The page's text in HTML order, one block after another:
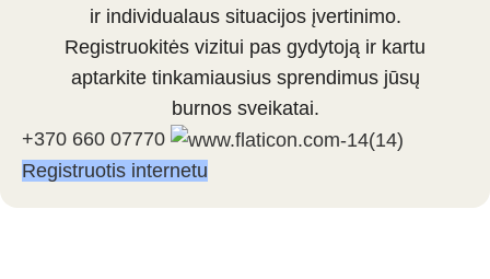
ir individualaus situacijos įvertinimo.
Registruokitės vizitui pas gydytoją ir kartu
aptarkite tinkamiausius sprendimus jūsų
burnos sveikatai.
+370 660 07770
Registruotis internetu